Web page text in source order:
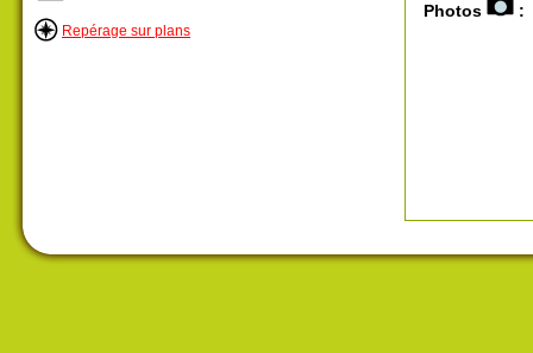
Repérage sur plans
Photos :